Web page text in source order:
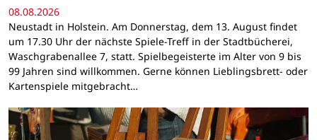
08.08.2026
Neustadt in Holstein. Am Donnerstag, dem 13. August findet
um 17.30 Uhr der nächste Spiele-Treff in der Stadtbücherei,
Waschgrabenallee 7, statt. Spielbegeisterte im Alter von 9 bis
99 Jahren sind willkommen. Gerne können Lieblingsbrett- oder
Kartenspiele mitgebracht…